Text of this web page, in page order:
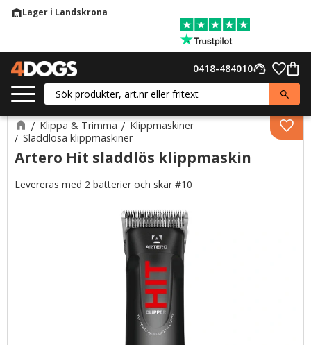
warehouseLager i Landskrona
support_agent
0418-484010
Klippa & Trimma
Klippmaskiner
Sladdlösa klippmaskiner
Artero Hit sladdlös klippmaskin
Levereras med 2 batterier och skär #10